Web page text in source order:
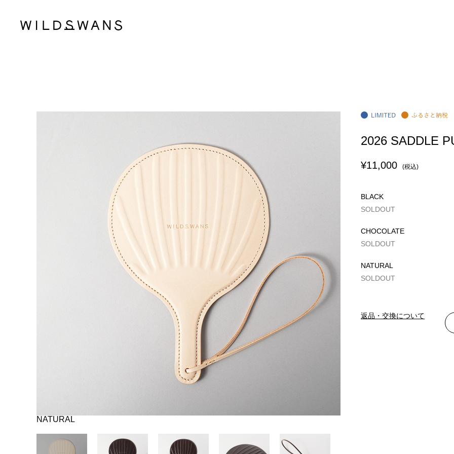
NATURAL
2026 SADDLE
¥11,000 (税込)
BLACK
SOLDOUT
CHOCOLATE
SOLDOUT
NATURAL
SOLDOUT
返品・交換について